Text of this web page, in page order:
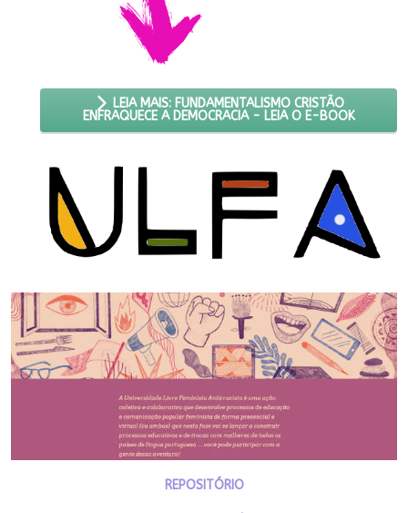
LEIA MAIS: FUNDAMENTALISMO CRISTÃO
ENFRAQUECE A DEMOCRACIA - LEIA O E-BOOK
REPOSITÓRIO